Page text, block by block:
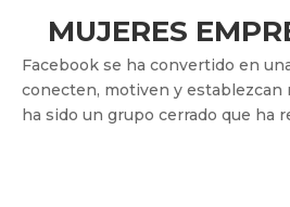
MUJERES
Facebook se ha convertido en
conecten, motiven y establezcan
ha sido un grupo cerrado que ha